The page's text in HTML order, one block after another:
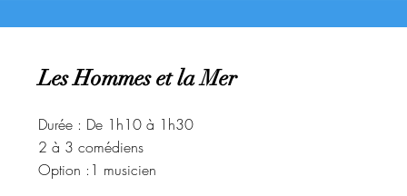
Les Hommes et la Mer
Durée : De 1h10 à 1h30
2 à 3 comédiens
Option :1 musicien